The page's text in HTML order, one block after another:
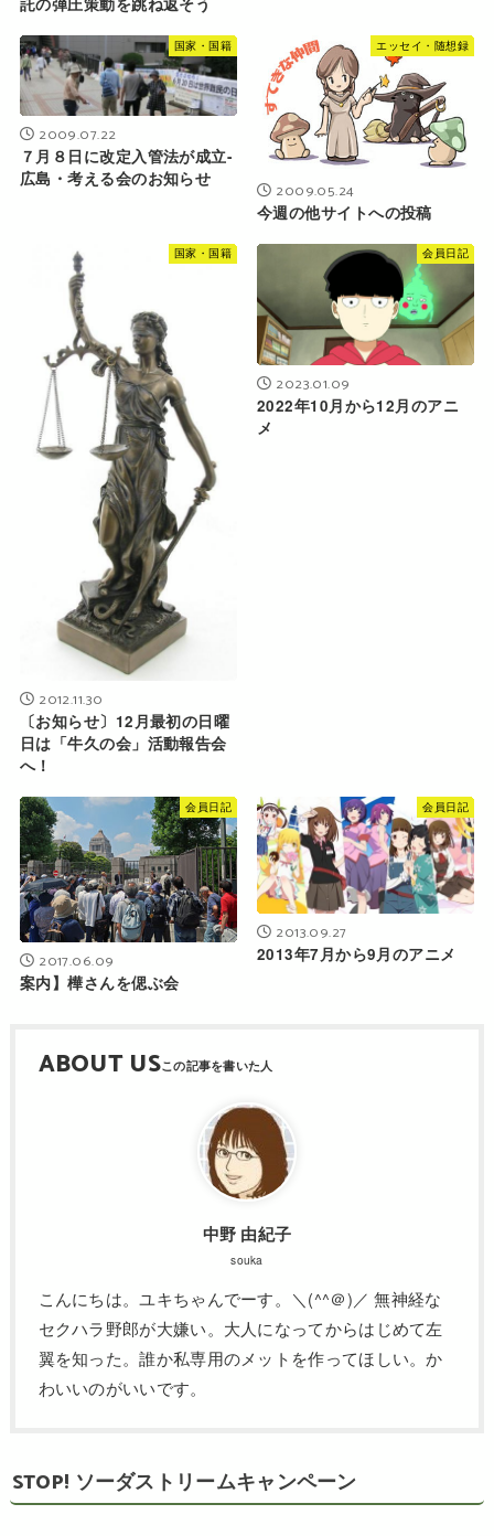
国家・国籍
2009.07.22
７月８日に改定入管法が成立-
広島・考える会のお知らせ
エッセイ・随想録
2009.05.24
今週の他サイトへの投稿
国家・国籍
2012.11.30
〔お知らせ〕12月最初の日曜
日は「牛久の会」活動報告会
へ！
会員日記
2023.01.09
2022年10月から12月のアニ
メ
会員日記
2017.06.09
案内】樺さんを偲ぶ会
会員日記
2013.09.27
2013年7月から9月のアニメ
ABOUT US
中野 由紀子
souka
こんにちは。ユキちゃんでーす。＼(^^＠)／ 無神経な
セクハラ野郎が大嫌い。大人になってからはじめて左
翼を知った。誰か私専用のメットを作ってほしい。か
わいいのがいいです。
STOP! ソーダストリームキャンペーン